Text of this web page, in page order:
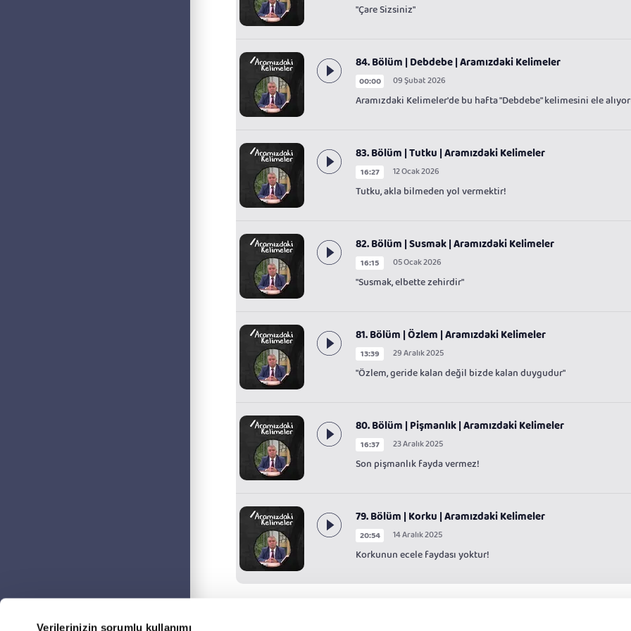
Verilerinizin sorumlu kullanımı
"Çare Sizsiniz"
84. Bölüm | Debdebe | Aramızdaki Kelimeler
00:00 09 Şubat 2026
Aramızdaki Kelimeler'de bu hafta "Debdebe" kelimesini ele
83. Bölüm | Tutku | Aramızdaki Kelimeler
16:27 12 Ocak 2026
Tutku, akla bilmeden yol vermektir!
82. Bölüm | Susmak | Aramızdaki Kelimeler
16:15 05 Ocak 2026
"Susmak, elbette zehirdir"
81. Bölüm | Özlem | Aramızdaki Kelimeler
13:39 29 Aralık 2025
"Özlem, geride kalan değil bizde kalan duygudur"
80. Bölüm | Pişmanlık | Aramızdaki Kelimeler
16:37 23 Aralık 2025
Son pişmanlık fayda vermez!
79. Bölüm | Korku | Aramızdaki Kelimeler
20:54 14 Aralık 2025
Korkunun ecele faydası yoktur!